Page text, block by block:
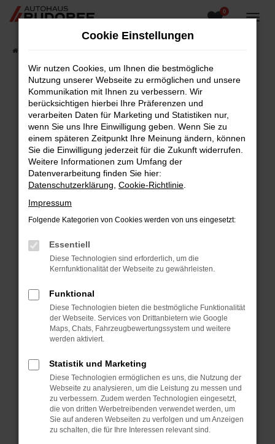
Zum
0
Fehler: Network Error
Beim Laden ist ein Fehler aufgetreten.
Hier sind ein paar Tipps, die dir helfen können:
Überprüfe deine Firewall und deine
Internetverbindung.
Laden andere Webseiten, zum Beispiel deine
Suchmaschine?
Prüfe deine Browsererweiterungen.
Manche Erweiterungen, wie Werbeblocker,
können das Laden bestimmter Seiten
verhindern. Funktioniert die Seite in einem
Fenster?
Starte dein Gerät neu.
Das kann manchmal helfen, vorübergehende
Probleme zu beheben.
Betriebssystem auf dem neuesten Stand
sind.
Veraltete Software birgt nicht nur ein
Sicherheitsrisiko, sondern kann auch dazu
führen, dass bestimmte Funktionen nicht mehr
unterstützt werden.
Cookie Einstellungen
Wir nutzen Cookies, um Ihnen die bestmögliche
Nutzung unserer Webseite zu ermöglichen und unsere
Kommunikation mit Ihnen zu verbessern. Wir
berücksichtigen hierbei Ihre Präferenzen und
verarbeiten Daten für Marketing und Statistiken nur,
wenn Sie uns Ihre Einwilligung geben. Wenn Sie zu
einem späteren Zeitpunkt Ihre Meinung ändern, können
Sie die Einwilligung jederzeit für die Zukunft widerrufen.
Weitere Informationen zum Umfang der
Datenverarbeitung finden Sie hier:
Datenschutzerklärung Cookie-Richtlinie
Impressum
Folgende Kategorien von Cookies werden von uns eingesetzt:
Essentiell
Diese Technologien sind erforderlich, um die
Kernfunktionalität der Webseite zu gewährleisten.
Funktional
Diese Technologien bieten die bestmögliche Funktionalität
der Webseite. Services von Drittanbietern wie Google
Maps, Chats, Fahrzeugbewertungssystem und weitere
werden aktiviert.
Statistik und Marketing
Diese Technologien ermöglichen es uns, die Nutzung der
Webseite zu analysieren, um die Leistung zu messen und
zu verbessern. Zudem werden Technologien eingesetzt,
die von dritten Werbetreibenden verwendet werden, um
Sie auf anderen Webseiten zu verfolgen und um Anzeigen
zu schalten, die für Ihre Interessen relevant sind.